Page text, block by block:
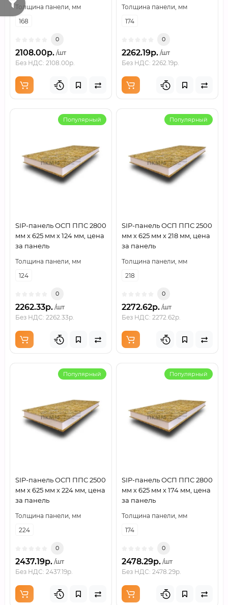
Толщина панели, мм
168
0
2108.00р. /шт
Без НДС: 2108.00р.
Толщина панели, мм
174
0
2262.19р. /шт
Без НДС: 2262.19р.
Популярный
SIP-панель ОСП ППС 2800
мм х 625 мм х 124 мм, цена
за панель
Толщина панели, мм
124
0
2262.33р. /шт
Без НДС: 2262.33р.
Популярный
SIP-панель ОСП ППС 2500
мм х 625 мм х 218 мм, цена
за панель
Толщина панели, мм
218
0
2272.62р. /шт
Без НДС: 2272.62р.
Популярный
SIP-панель ОСП ППС 2500
мм х 625 мм х 224 мм, цена
за панель
Толщина панели, мм
224
0
2437.19р. /шт
Без НДС: 2437.19р.
Популярный
SIP-панель ОСП ППС 2800
мм х 625 мм х 174 мм, цена
за панель
Толщина панели, мм
174
0
2478.29р. /шт
Без НДС: 2478.29р.